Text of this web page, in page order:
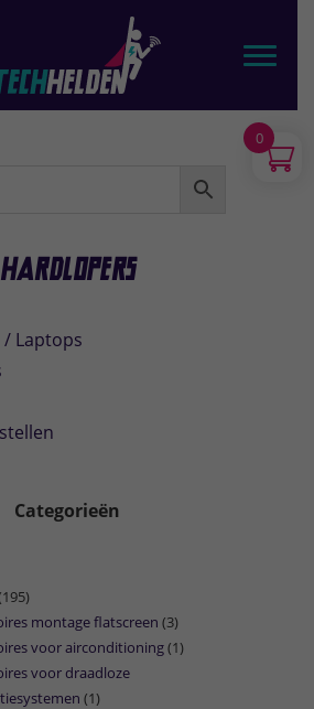
Hardlopers
Laptops
Categorieën
montage flatscreen (3)
voor airconditioning(1)
voor draadloze
(1)
0